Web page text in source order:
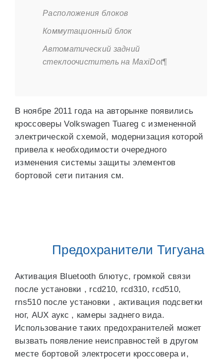
Расположения блоков
Коммутационный блок
Автоматический задний
стеклоочиститель на MaxiDot¶
В ноябре 2011 года на авторынке появились
кроссоверы Volkswagen Tuareg с измененной
электрической схемой, модернизация которой
привела к необходимости очередного
изменения системы защиты элементов
бортовой сети питания см.
Предохранители Тигуана
Активация Bluetooth блютус, громкой связи
после установки , rcd210, rcd310, rcd510,
rns510 после установки , активация подсветки
ног, AUX аукс , камеры заднего вида.
Использование таких предохранителей может
вызвать появление неисправностей в другом
месте бортовой электросети кроссовера и,